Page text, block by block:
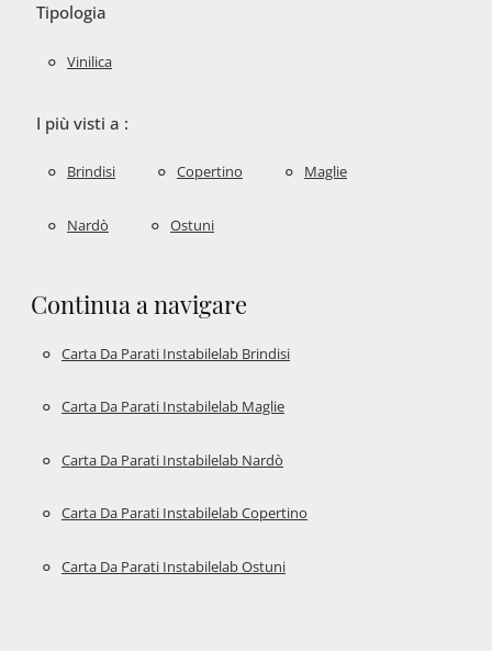
Tipologia
Vinilica
I più visti a :
Brindisi Copertino Maglie
Nardò Ostuni
Continua a navigare
Carta Da Parati Instabilelab Brindisi
Carta Da Parati Instabilelab Maglie
Carta Da Parati Instabilelab Nardò
Carta Da Parati Instabilelab Copertino
Carta Da Parati Instabilelab Ostuni